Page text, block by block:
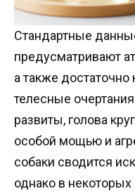
Стандартные
предусматривают
а также
телесные
развиты, голова
особой мощью и
собаки сводится
однако в